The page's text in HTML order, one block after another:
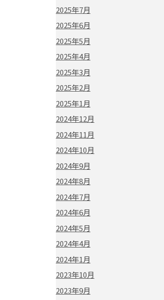
2025年7月
2025年6月
2025年5月
2025年4月
2025年3月
2025年2月
2025年1月
2024年12月
2024年11月
2024年10月
2024年9月
2024年8月
2024年7月
2024年6月
2024年5月
2024年4月
2024年1月
2023年10月
2023年9月